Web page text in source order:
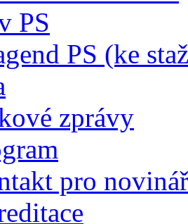
PS
PS (ke
zprávy
pro